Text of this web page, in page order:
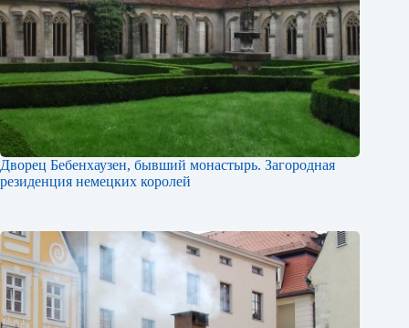
Дворец Бебенхаузен, бывший монастырь. Загородная
резиденция немецких королей